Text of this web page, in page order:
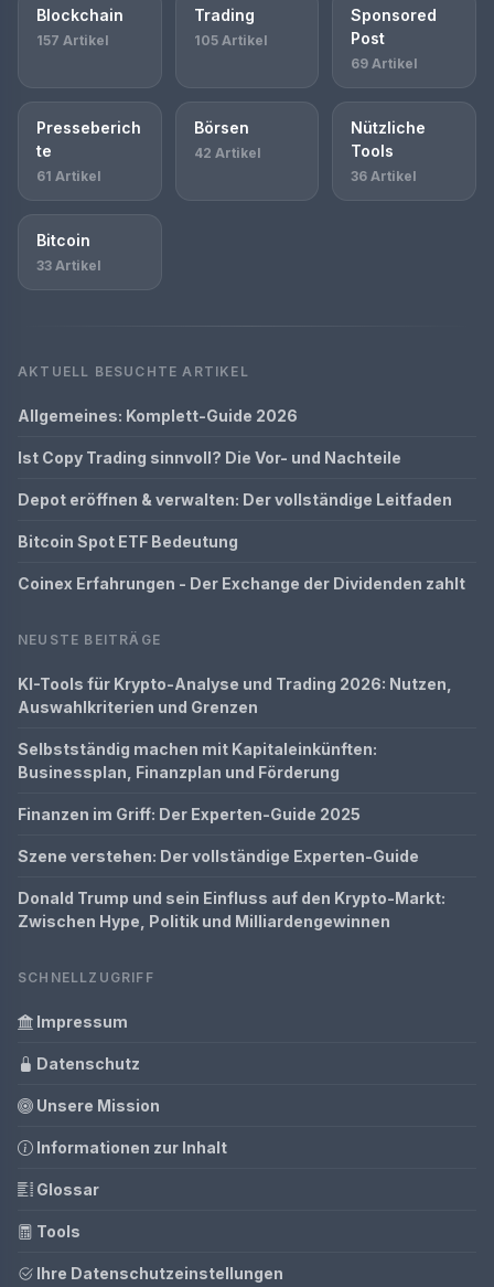
Blockchain
157 Artikel
Trading
105 Artikel
Sponsored
Post
69 Artikel
Presseberich
te
61 Artikel
Börsen
42 Artikel
Nützliche
Tools
36 Artikel
Bitcoin
33 Artikel
AKTUELL BESUCHTE ARTIKEL
Allgemeines: Komplett-Guide 2026
Ist Copy Trading sinnvoll? Die Vor- und Nachteile
Depot eröffnen & verwalten: Der vollständige Leitfaden
Bitcoin Spot ETF Bedeutung
Coinex Erfahrungen - Der Exchange der Dividenden zahlt
NEUSTE BEITRÄGE
KI-Tools für Krypto-Analyse und Trading 2026: Nutzen,
Auswahlkriterien und Grenzen
Selbstständig machen mit Kapitaleinkünften:
Businessplan, Finanzplan und Förderung
Finanzen im Griff: Der Experten-Guide 2025
Szene verstehen: Der vollständige Experten-Guide
Donald Trump und sein Einfluss auf den Krypto-Markt:
Zwischen Hype, Politik und Milliardengewinnen
SCHNELLZUGRIFF
Impressum
Datenschutz
Unsere Mission
Informationen zur Inhalt
Glossar
Tools
Ihre Datenschutzeinstellungen